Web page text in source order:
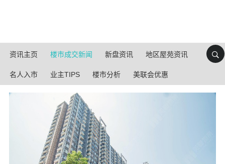
资讯主页 楼市成交新闻 新盘资讯 地区屋苑资讯
名人入市 业主TIPS 楼市分析 美联会优惠